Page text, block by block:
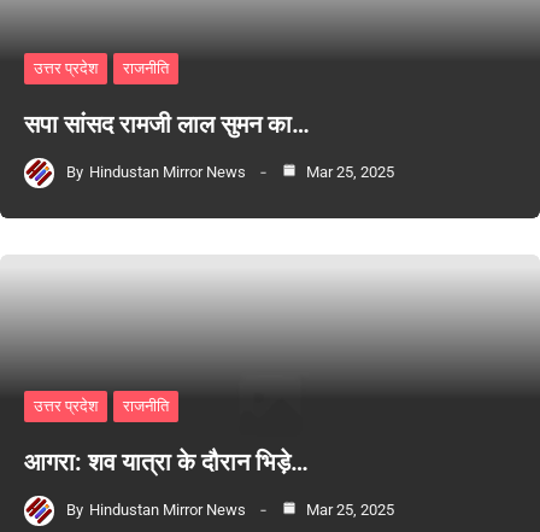
उत्तर प्रदेश राजनीति
सपा सांसद रामजी लाल सुमन का…
By Hindustan Mirror News Mar 25, 2025
उत्तर प्रदेश राजनीति
आगरा: शव यात्रा के दौरान भिड़े…
By Hindustan Mirror News Mar 25, 2025